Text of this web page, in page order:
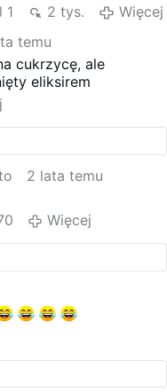
1 2 tys.
Więcej
temu
cukrzycę, ale
eliksirem
2 lata temu
Więcej